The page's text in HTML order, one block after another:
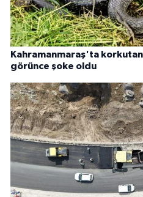
Kahramanmaraş'ta korkutan
görünce şoke oldu